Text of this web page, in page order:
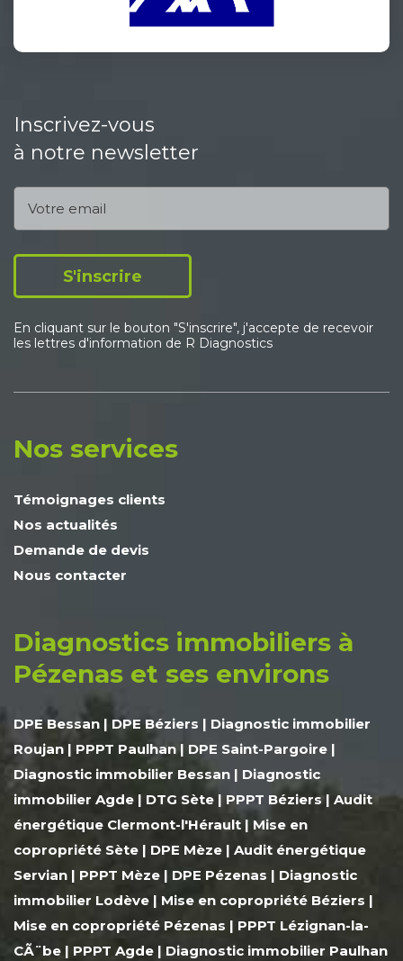
Inscrivez-vous
à notre newsletter
S'inscrire
En cliquant sur le bouton "S'inscrire", j'accepte de recevoir
les lettres d'information de R Diagnostics
Nos services
Témoignages clients
Nos actualités
Demande de devis
Nous contacter
Diagnostics immobiliers à
Pézenas et ses environs
DPE Bessan | DPE Béziers | Diagnostic immobilier
Roujan | PPPT Paulhan| DPE Saint-Pargoire |
Diagnostic immobilier Bessan | Diagnostic
immobilier Agde | DTG Sète | PPPT Béziers | Audit
énergétique Clermont-l'Hérault | Mise en
copropriété Sète | DPE Mèze | Audit énergétique
Servian | PPPT Mèze | DPE Pézenas | Diagnostic
immobilier Lodève | Mise en copropriété Béziers |
Mise en copropriété Pézenas | PPPT Lézignan-la-
CÃ¨be | PPPT Agde | Diagnostic immobilier Paulhan